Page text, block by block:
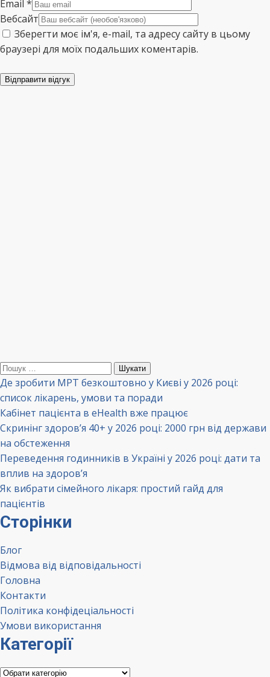
Email *
Вебсайт
Зберегти моє ім'я, e-mail, та адресу сайту в цьому
браузері для моїх подальших коментарів.
Відправити відгук
Пошук:
Де зробити МРТ безкоштовно у Києві у 2026 році:
список лікарень, умови та поради
Кабінет пацієнта в eHealth вже працює
Скринінг здоров’я 40+ у 2026 році: 2000 грн від держави
на обстеження
Переведення годинників в Україні у 2026 році: дати та
вплив на здоров’я
Як вибрати сімейного лікаря: простий гайд для
пацієнтів
Сторінки
Блог
Відмова від відповідальності
Головна
Контакти
Політика конфідеціальності
Умови використання
Категорії
Категорії